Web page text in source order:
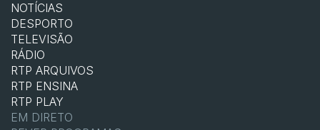
NOTÍCIAS
DESPORTO
TELEVISÃO
RÁDIO
RTP ARQUIVOS
RTP ENSINA
RTP PLAY
EM DIRETO